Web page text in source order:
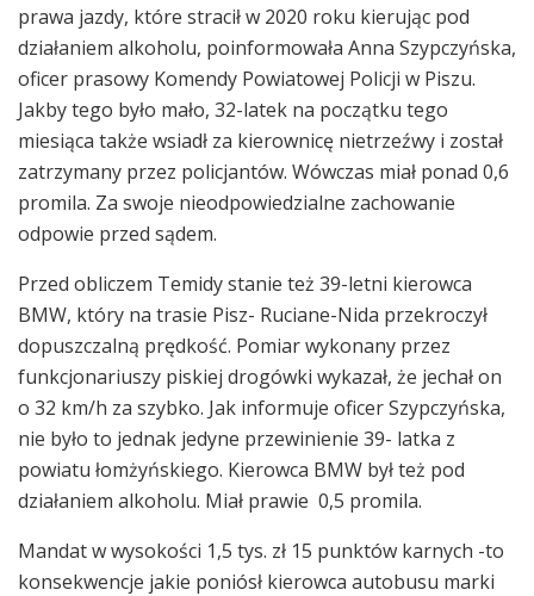
prawa jazdy, które stracił w 2020 roku kierując pod
działaniem alkoholu, poinformowała Anna Szypczyńska,
oficer prasowy Komendy Powiatowej Policji w Piszu.
Jakby tego było mało, 32-latek na początku tego
miesiąca także wsiadł za kierownicę nietrzeźwy i został
zatrzymany przez policjantów. Wówczas miał ponad 0,6
promila. Za swoje nieodpowiedzialne zachowanie
odpowie przed sądem.
Przed obliczem Temidy stanie też 39-letni kierowca
BMW, który na trasie Pisz- Ruciane-Nida przekroczył
dopuszczalną prędkość. Pomiar wykonany przez
funkcjonariuszy piskiej drogówki wykazał, że jechał on
o 32 km/h za szybko. Jak informuje oficer Szypczyńska,
nie było to jednak jedyne przewinienie 39- latka z
powiatu łomżyńskiego. Kierowca BMW był też pod
działaniem alkoholu. Miał prawie 0,5 promila.
Mandat w wysokości 1,5 tys. zł 15 punktów karnych -to
konsekwencje jakie poniósł kierowca autobusu marki